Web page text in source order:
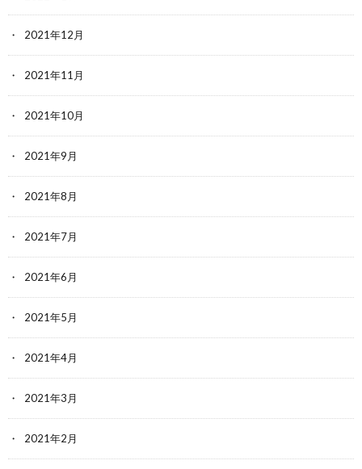
2021年12月
2021年11月
2021年10月
2021年9月
2021年8月
2021年7月
2021年6月
2021年5月
2021年4月
2021年3月
2021年2月